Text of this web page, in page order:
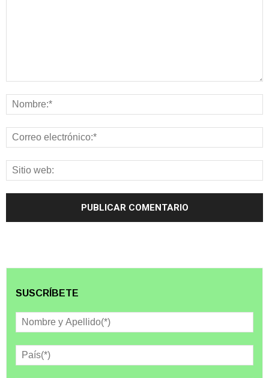
SUSCRÍBETE